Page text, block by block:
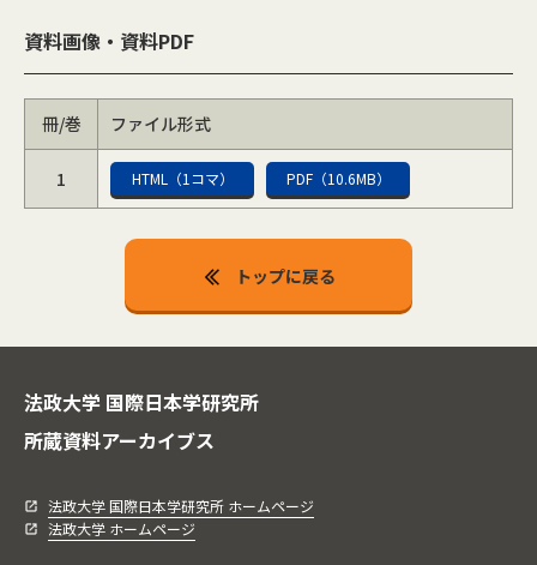
資料画像・資料PDF
冊/巻 ファイル形式
1 HTML（1コマ） PDF（10.6MB）
トップに戻る
法政大学 国際日本学研究所
所蔵資料アーカイブス
法政大学 国際日本学研究所 ホームページ
法政大学 ホームページ